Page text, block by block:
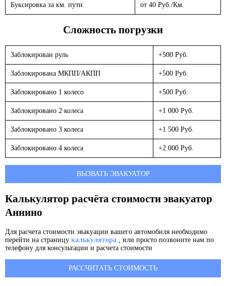
Буксировка за км. пути от 40 Руб./Км.
Сложность погрузки
Заблокирован руль +500 Руб.
Заблокирована МКПП/АКПП +500 Руб.
Заблокировано 1 колесо +500 Руб.
Заблокировано 2 колеса +1 000 Руб.
Заблокировано 3 колеса +1 500 Руб.
Заблокировано 4 колеса +2 000 Руб.
ВЫЗВАТЬ ЭВАКУАТОР
Калькулятор расчёта стоимости эвакуатор
Аннино
Для расчета стоимости эвакуации вашего автомобиля необходимо
перейти на страницу калькулятора , или просто позвоните нам по
телефону для консультации и расчета стоимости
РАССЧИТАТЬ СТОИМОСТЬ